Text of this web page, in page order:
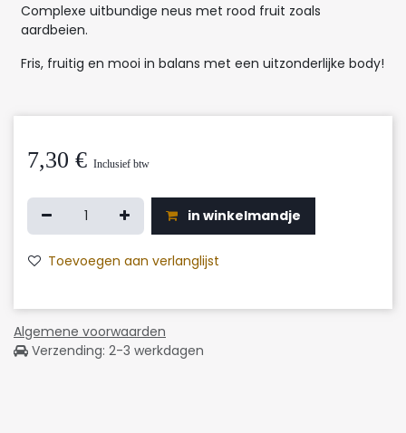
Complexe uitbundige neus met rood fruit zoals
aardbeien.
Fris, fruitig en mooi in balans met een uitzonderlijke body!
7,30 € Inclusief btw
in winkelmandje
Toevoegen aan verlanglijst
Algemene voorwaarden
Verzending: 2-3 werkdagen